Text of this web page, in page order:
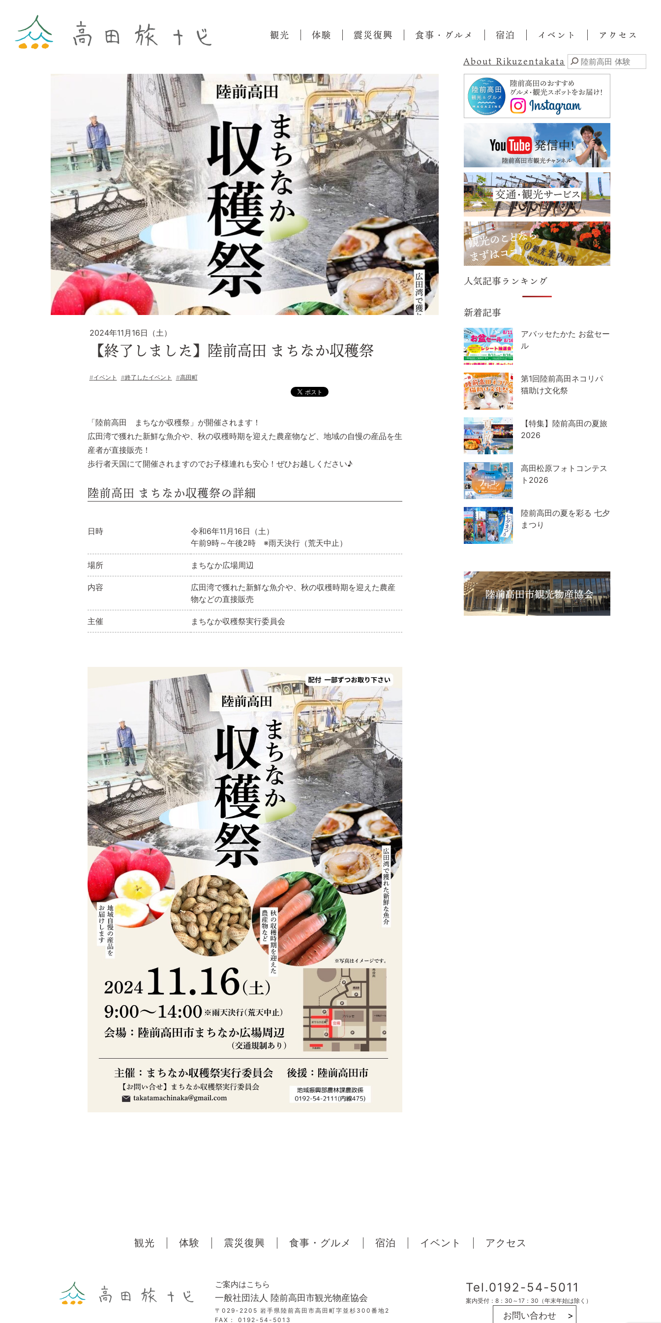
観光 体験 震災復興 食事・グルメ 宿泊 イベント アクセス
About Rikuzentakata
2024年11月16日（土）
【終了しました】陸前高田 まちなか収穫祭
イベント 終了したイベント 高田町
「陸前高田 まちなか収穫祭」が開催されます！
広田湾で獲れた新鮮な魚介や、秋の収穫時期を迎えた農産物など、地域の自慢の産品を生
産者が直接販売！
歩行者天国にて開催されますのでお子様連れも安心！ぜひお越しください♪
陸前高田 まちなか収穫祭の詳細
日時
令和6年11月16日（土）
午前9時～午後2時 ※雨天決行（荒天中止）
場所 まちなか広場周辺
内容
広田湾で獲れた新鮮な魚介や、秋の収穫時期を迎えた農産
物などの直接販売
主催 まちなか収穫祭実行委員会
人気記事ランキング
新着記事
アバッセたかた お盆セー
ル
第1回陸前高田ネコリパ
猫助け文化祭
【特集】陸前高田の夏旅
2026
高田松原フォトコンテス
ト2026
陸前高田の夏を彩る 七夕
まつり
観光 体験 震災復興 食事・グルメ 宿泊 イベント アクセス
ご案内はこちら
一般社団法人 陸前高田市観光物産協会
〒029-2205 岩手県陸前高田市高田町字並杉300番地2
FAX： 0192-54-5013
Tel.0192-54-5011
案内受付：8：30～17：30（年末年始は除く）
お問い合わせ